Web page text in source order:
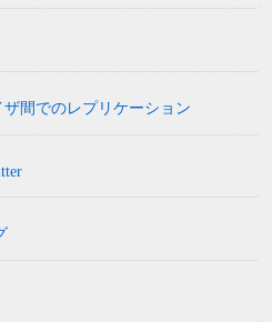
間でのレプリケーション